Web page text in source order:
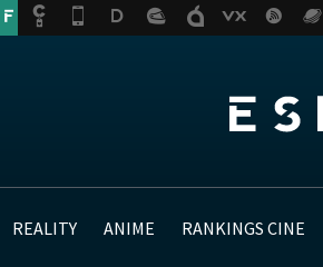
REALITY ANIME RANKINGS CINE